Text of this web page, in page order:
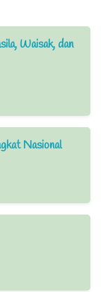
Waisak, dan
Nasional